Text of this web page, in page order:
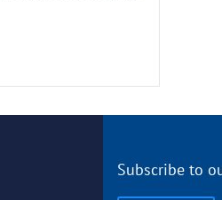
Subscribe to